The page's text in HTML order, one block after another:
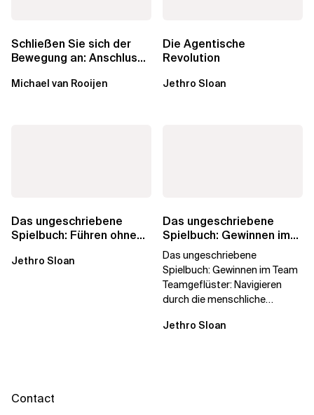
Schließen Sie sich der
Bewegung an: Anschluss
Michael van Rooijen
Die Agentische
Revolution
Jethro Sloan
Das ungeschriebene
Spielbuch: Führen ohne
Jethro Sloan
Das ungeschriebene
Spielbuch: Gewinnen im
Team
Das ungeschriebene
Spielbuch: Gewinnen im Team
Teamgeflüster: Navigieren
durch die menschliche
vorbereitet hat „Wir...
Jethro Sloan
Contact